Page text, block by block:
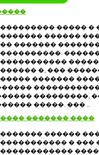
��������� ����� �
������� ������
�� �������
����������.
����������� �����
������ �, ���
����� �������
���������,
�����. ��� ..
������� ����
������� ������
����������� � ���
������������